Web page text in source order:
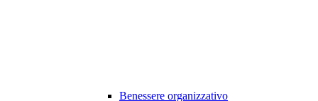
Benessere organizzativo